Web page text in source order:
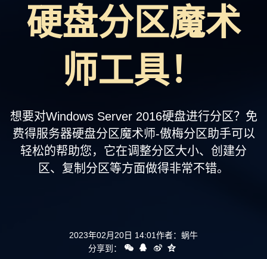
硬盘分区魔术
师工具！
想要对Windows Server 2016硬盘进行分区？免
费得服务器硬盘分区魔术师-傲梅分区助手可以
轻松的帮助您，它在调整分区大小、创建分
区、复制分区等方面做得非常不错。
2023年02月20日 14:01作者： 蜗牛
分享到：